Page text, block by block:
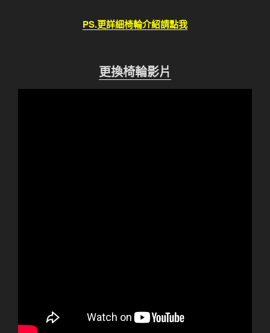
PS.更詳細椅輪介紹請點我
更換椅輪影片